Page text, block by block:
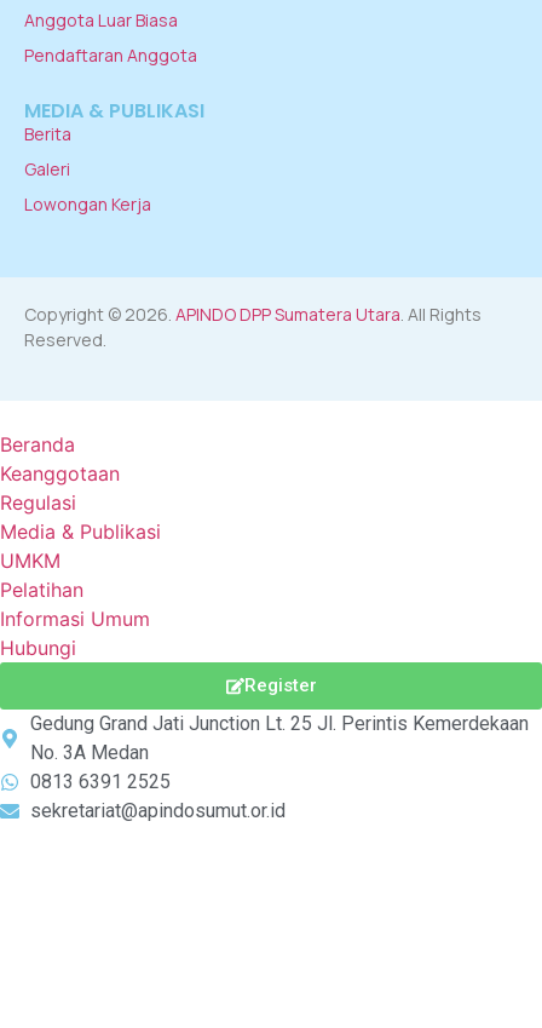
Anggota Luar Biasa
Pendaftaran Anggota
MEDIA & PUBLIKASI
Berita
Galeri
Lowongan Kerja
Copyright © 2026. APINDO DPP Sumatera Utara . All Rights
Reserved.
Beranda
Keanggotaan
Regulasi
Media & Publikasi
UMKM
Pelatihan
Informasi Umum
Hubungi
Register
Gedung Grand Jati Junction Lt. 25 Jl. Perintis Kemerdekaan
No. 3A Medan
0813 6391 2525
sekretariat@apindosumut.or.id